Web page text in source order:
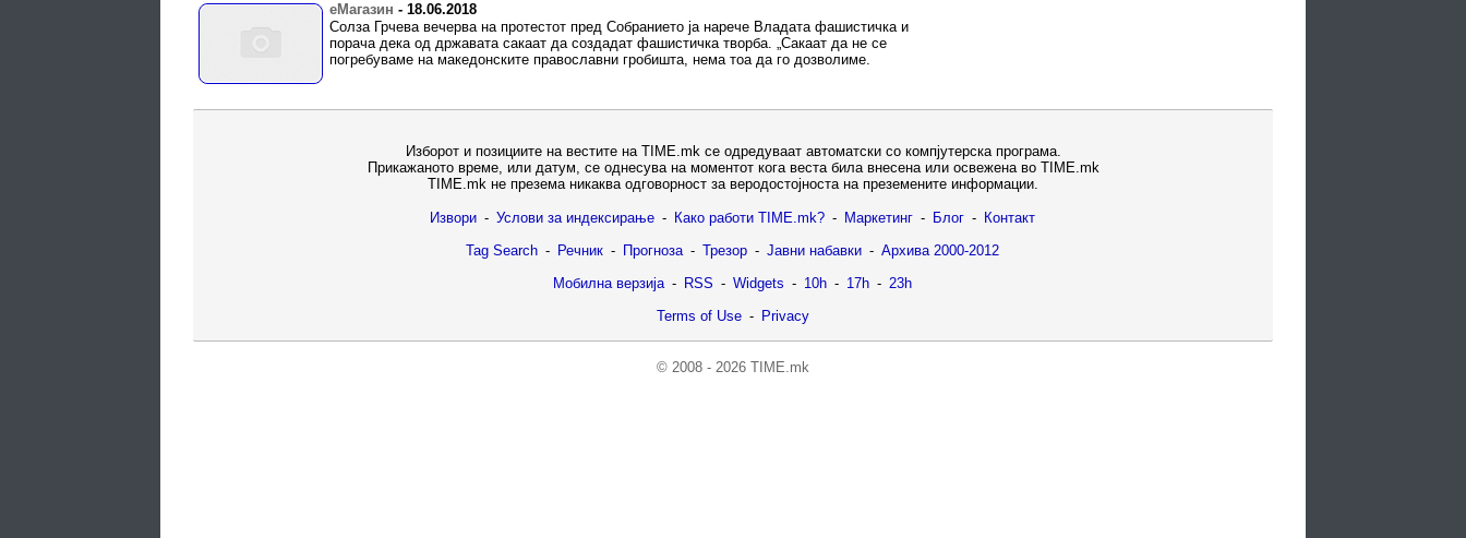
еМагазин - 18.06.2018
Солза Грчева вечерва на протестот пред Собранието ја нарече Владата фашистичка и
порача дека од државата сакаат да создадат фашистичка творба. „Сакаат да не се
погребуваме на македонските православни гробишта, нема тоа да го дозволиме.
Изборот и позициите на вестите на TIME.mk се одредуваат автоматски со компјутерска програма.
Прикажаното време, или датум, се однесува на моментот кога веста била внесена или освежена во TIME.mk
TIME.mk не презема никаква одговорност за веродостојноста на преземените информации.
Извори - Услови за индексирање - Како работи TIME.mk? - Маркетинг - Блог - Контакт
Tag Search - Речник - Прогноза - Трезор - Јавни набавки - Архива 2000-2012
Мобилна верзија - RSS - Widgets - 10h - 17h - 23h
Terms of Use - Privacy
© 2008 - 2026 TIME.mk